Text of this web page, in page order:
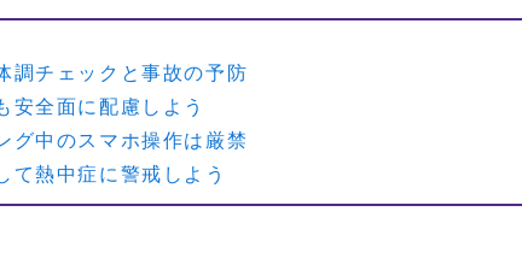
調チェックと事故の予防
安全面に配慮しよう
グ中のスマホ操作は厳禁
て熱中症に警戒しよう